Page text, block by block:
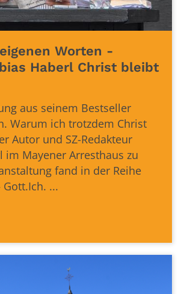
Worten -
Haberl Christ bleibt
aus seinem Bestseller
Warum ich trotzdem Christ
Autor und SZ-Redakteur
im Mayener Arresthaus zu
fand in der Reihe
Gott.Ich. ...